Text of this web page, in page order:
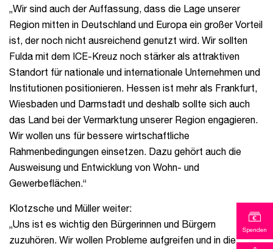
„Wir sind auch der Auffassung, dass die Lage unserer
Region mitten in Deutschland und Europa ein großer Vorteil
ist, der noch nicht ausreichend genutzt wird. Wir sollten
Fulda mit dem ICE-Kreuz noch stärker als attraktiven
Standort für nationale und internationale Unternehmen und
Institutionen positionieren. Hessen ist mehr als Frankfurt,
Wiesbaden und Darmstadt und deshalb sollte sich auch
das Land bei der Vermarktung unserer Region engagieren.
Wir wollen uns für bessere wirtschaftliche
Rahmenbedingungen einsetzen. Dazu gehört auch die
Ausweisung und Entwicklung von Wohn- und
Gewerbeflächen.“
Klotzsche und Müller weiter:
„Uns ist es wichtig den Bürgerinnen und Bürgern
zuzuhören. Wir wollen Probleme aufgreifen und in die
Spenden